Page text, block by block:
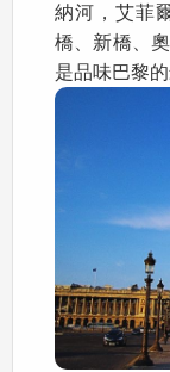
納河，艾菲
橋、新橋、
是品味巴黎的